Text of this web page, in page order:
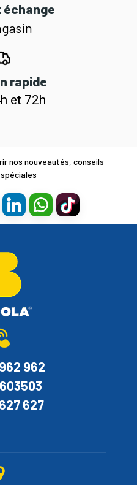
échange
rapide
et 72h
nos nouveautés, conseils
962
627